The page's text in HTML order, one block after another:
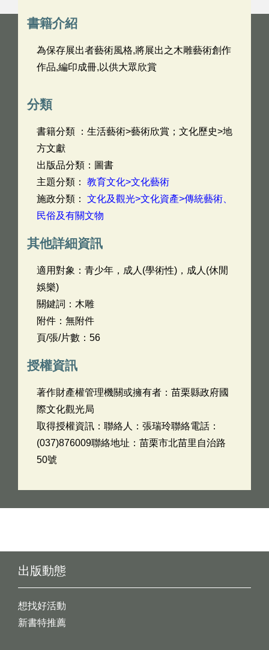
書籍介紹
為保存展出者藝術風格,將展出之木雕藝術創作
作品,編印成冊,以供大眾欣賞
分類
書籍分類 ：生活藝術>藝術欣賞；文化歷史>地
方文獻
出版品分類：圖書
主題分類： 教育文化>文化藝術
施政分類： 文化及觀光>文化資產>傳統藝術、
民俗及有關文物
其他詳細資訊
適用對象：青少年，成人(學術性)，成人(休閒
娛樂)
關鍵詞：木雕
附件：無附件
頁/張/片數：56
授權資訊
著作財產權管理機關或擁有者：苗栗縣政府國
際文化觀光局
取得授權資訊：聯絡人：張瑞玲聯絡電話：
(037)876009聯絡地址：苗栗市北苗里自治路
50號
出版動態
想找好活動
新書特推薦